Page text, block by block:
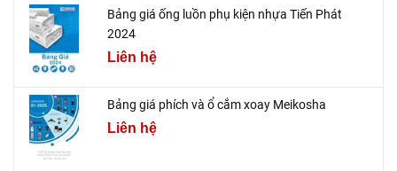
Bảng giá ống luồn phụ kiện nhựa Tiến Phát
2024
Liên hệ
Bảng giá phích và ổ cắm xoay Meikosha
Liên hệ